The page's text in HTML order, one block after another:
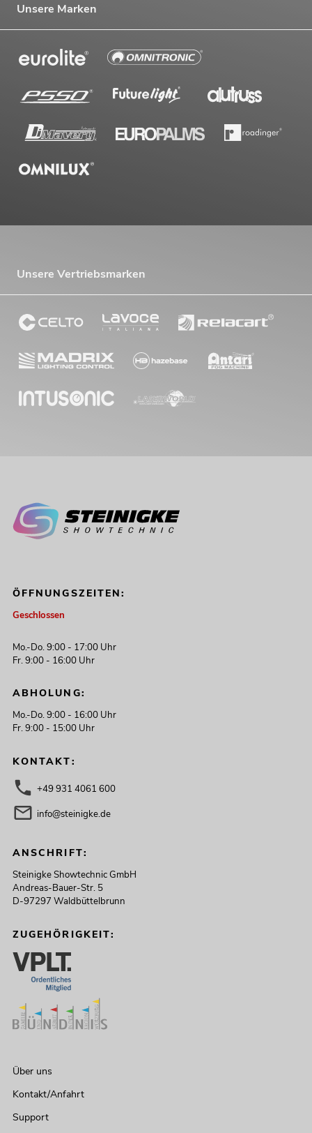
OMNITRONIC Set PM-222 + 2x XMT-
OMNITRONIC Set TRM-202MK3 + Case
Bestand reicht ca. 12 Wo.
OMNITRONIC Set TRM-402 + Case
nur noch wenige verfügbar
OMNITRONIC Set TRM-422 + Case
No. 20000897
Unsere Marken
Unsere Vertriebsmarken
ÖFFNUNGSZEITEN:
Geschlossen
Mo.-Do. 9:00 - 17:00 Uhr
Fr. 9:00 - 16:00 Uhr
ABHOLUNG:
Mo.-Do. 9:00 - 16:00 Uhr
Fr. 9:00 - 15:00 Uhr
KONTAKT:
+49 931 4061 600
info@steinigke.de
ANSCHRIFT:
Steinigke Showtechnic GmbH
Andreas-Bauer-Str. 5
D-97297 Waldbüttelbrunn
ZUGEHÖRIGKEIT:
Über uns
Kontakt/Anfahrt
Support